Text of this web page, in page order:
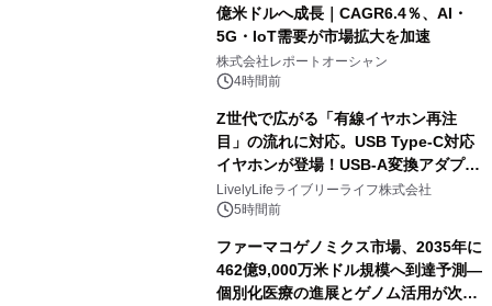
億米ドルへ成長｜CAGR6.4％、AI・
5G・IoT需要が市場拡大を加速
株式会社レポートオーシャン
4時間前
Z世代で広がる「有線イヤホン再注
目」の流れに対応。USB Type-C対応
イヤホンが登場！USB-A変換アダプタ
ー付きでスマホからパソコンまで幅広
く活用可能
LivelyLifeライブリーライフ株式会社
5時間前
ファーマコゲノミクス市場、2035年に
462億9,000万米ドル規模へ到達予測―
個別化医療の進展とゲノム活用が次世